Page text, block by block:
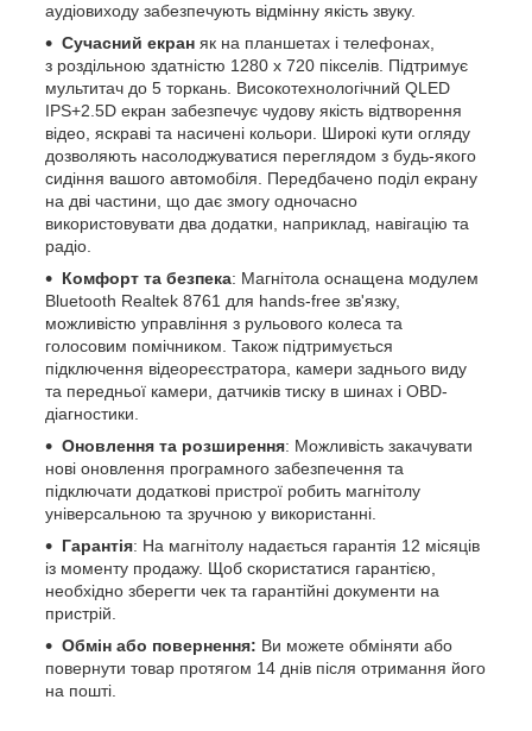
аудіовиходу забезпечують відмінну якість звуку.
Сучасний екран як на планшетах і телефонах,
з роздільною здатністю 1280 х 720 пікселів. Підтримує
мультитач до 5 торкань. Високотехнологічний QLED
IPS+2.5D екран забезпечує чудову якість відтворення
відео, яскраві та насичені кольори. Широкі кути огляду
дозволяють насолоджуватися переглядом з будь-якого
сидіння вашого автомобіля. Передбачено поділ екрану
на дві частини, що дає змогу одночасно
використовувати два додатки, наприклад, навігацію та
радіо.
Комфорт та безпека: Магнітола оснащена модулем
Bluetooth Realtek 8761 для hands-free зв'язку,
можливістю управління з рульового колеса та
голосовим помічником. Також підтримується
підключення відеореєстратора, камери заднього виду
та передньої камери, датчиків тиску в шинах і OBD-
діагностики.
Оновлення та розширення: Можливість закачувати
нові оновлення програмного забезпечення та
підключати додаткові пристрої робить магнітолу
універсальною та зручною у використанні.
Гарантія: На магнітолу надається гарантія 12 місяців
із моменту продажу. Щоб скористатися гарантією,
необхідно зберегти чек та гарантійні документи на
пристрій.
Обмін або повернення: Ви можете обміняти або
повернути товар протягом 14 днів після отримання його
на пошті.